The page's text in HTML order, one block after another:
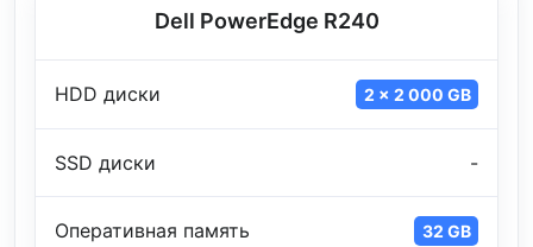
Dell PowerEdge R240
HDD диски 2 x 2 000 GB
SSD диски -
Оперативная память 32 GB